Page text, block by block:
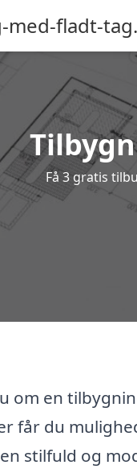
med-fladt-
Få 3 gratis
om en
får du
stilfuld og